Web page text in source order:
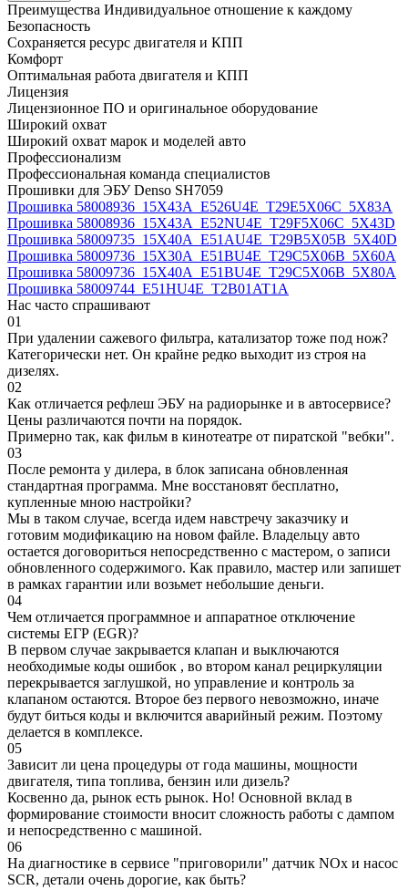
Преимущества Индивидуальное отношение к каждому
Безопасность
Сохраняется ресурс двигателя и КПП
Комфорт
Оптимальная работа двигателя и КПП
Лицензия
Лицензионное ПО и оригинальное оборудование
Широкий охват
Широкий охват марок и моделей авто
Профессионализм
Профессиональная команда специалистов
Прошивки для ЭБУ Denso SH7059
Прошивка 58008936_15X43A_E526U4E_T29E5X06C_5X83A
Прошивка 58008936_15X43A_E52NU4E_T29F5X06C_5X43D
Прошивка 58009735_15X40A_E51AU4E_T29B5X05B_5X40D
Прошивка 58009736_15X30A_E51BU4E_T29C5X06B_5X60A
Прошивка 58009736_15X40A_E51BU4E_T29C5X06B_5X80A
Прошивка 58009744_E51HU4E_T2B01AT1A
Нас часто спрашивают
01
При удалении сажевого фильтра, катализатор тоже под нож?
Категорически нет. Он крайне редко выходит из строя на
дизелях.
02
Как отличается рефлеш ЭБУ на радиорынке и в автосервисе?
Цены различаются почти на порядок.
Примерно так, как фильм в кинотеатре от пиратской "вебки".
03
После ремонта у дилера, в блок записана обновленная
стандартная программа. Мне восстановят бесплатно,
купленные мною настройки?
Мы в таком случае, всегда идем навстречу заказчику и
готовим модификацию на новом файле. Владельцу авто
остается договориться непосредственно с мастером, о записи
обновленного содержимого. Как правило, мастер или запишет
в рамках гарантии или возьмет небольшие деньги.
04
Чем отличается программное и аппаратное отключение
системы ЕГР (EGR)?
В первом случае закрывается клапан и выключаются
необходимые коды ошибок , во втором канал рециркуляции
перекрывается заглушкой, но управление и контроль за
клапаном остаются. Второе без первого невозможно, иначе
будут биться коды и включится аварийный режим. Поэтому
делается в комплексе.
05
Зависит ли цена процедуры от года машины, мощности
двигателя, типа топлива, бензин или дизель?
Косвенно да, рынок есть рынок. Но! Основной вклад в
формирование стоимости вносит сложность работы с дампом
и непосредственно с машиной.
06
На диагностике в сервисе "приговорили" датчик NOx и насос
SCR, детали очень дорогие, как быть?